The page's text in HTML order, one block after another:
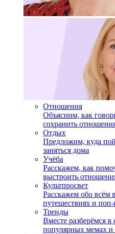
Отношения
Объясним, как
сохранить
Отдых
Предложим, куда
заняться дома
Учёба
Расскажем, как
выстроить
Культпросвет
Расскажем обо всём
путешествиях и поп-
Тренды
Вместе разберёмся
популярных мемах и